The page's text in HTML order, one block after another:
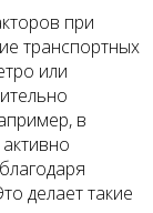
при
транспортных
или
в
делает такие